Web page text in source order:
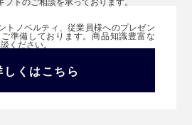
トノベルティ、従業員様へのプレゼン
準備しております。商品知識豊富な
ください。
しくはこちら